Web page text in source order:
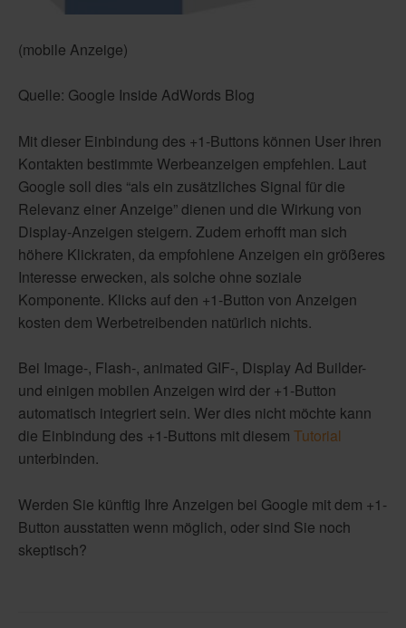
(mobile Anzeige)
Quelle: Google Inside AdWords Blog
Mit dieser Einbindung des +1-Buttons können User ihren
Kontakten bestimmte Werbeanzeigen empfehlen. Laut
Google soll dies “als ein zusätzliches Signal für die
Relevanz einer Anzeige” dienen und die Wirkung von
Display-Anzeigen steigern. Zudem erhofft man sich
höhere Klickraten, da empfohlene Anzeigen ein größeres
Interesse erwecken, als solche ohne soziale
Komponente. Klicks auf den +1-Button von Anzeigen
kosten dem Werbetreibenden natürlich nichts.
Bei Image-, Flash-, animated GIF-, Display Ad Builder-
und einigen mobilen Anzeigen wird der +1-Button
automatisch integriert sein. Wer dies nicht möchte kann
die Einbindung des +1-Buttons mit diesem Tutorial
unterbinden.
Werden Sie künftig Ihre Anzeigen bei Google mit dem +1-
Button ausstatten wenn möglich, oder sind Sie noch
skeptisch?